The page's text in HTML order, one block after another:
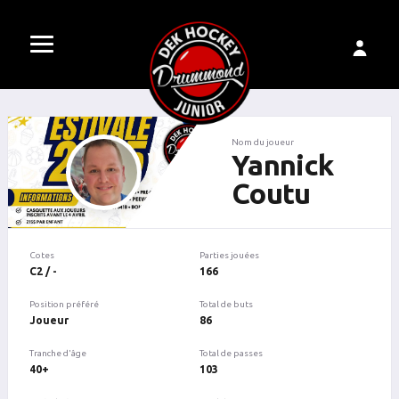
Nom du joueur
Yannick
Coutu
Cotes
C2 / -
Position préféré
Joueur
Tranche d'âge
40+
Parties jouées
166
Total de buts
86
Total de passes
103